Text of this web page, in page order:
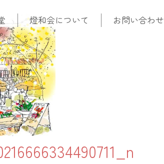
燈和会について お問い合わせ